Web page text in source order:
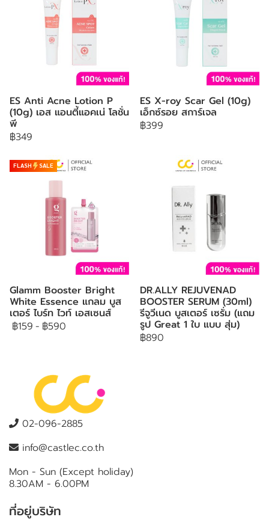
ES Anti Acne Lotion P
(10g) เอส แอนตี้แอคเน่ โลชั่น
พี
฿349
ES X-roy Scar Gel (10g)
เอ็กซ์รอย สการ์เจล
฿399
FLASH SALE
Glamm Booster Bright
White Essence แกลม บูส
เตอร์ ไบร์ท ไวท์ เอสเซนส์
฿159 - ฿590
DR.ALLY REJUVENAD
BOOSTER SERUM (30ml)
รีจูวีเนด บูสเตอร์ เซรั่ม (แถม
รูป Great 1 ใบ แบบ สุ่ม)
฿890
02-096-2885
info@castlec.co.th
Mon - Sun (Except holiday)
8.30AM - 6.00PM
ที่อยู่บริษัท